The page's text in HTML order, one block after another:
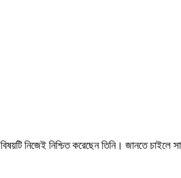
নিজেই নিশ্চিত করেছেন তিনি। জানতে চাইলে